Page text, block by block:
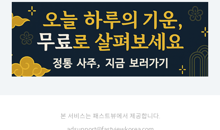
본 서비스는 패스트뷰에서 제공합니다.